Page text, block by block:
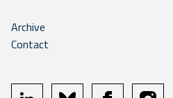
Archive
Contact